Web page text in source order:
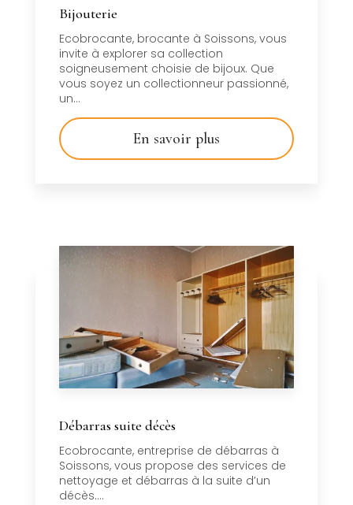
Bijouterie
Ecobrocante, brocante à Soissons, vous
invite à explorer sa collection
soigneusement choisie de bijoux. Que
vous soyez un collectionneur passionné,
un...
En savoir plus
Débarras suite décès
Ecobrocante, entreprise de débarras à
Soissons, vous propose des services de
nettoyage et débarras à la suite d’un
décès....